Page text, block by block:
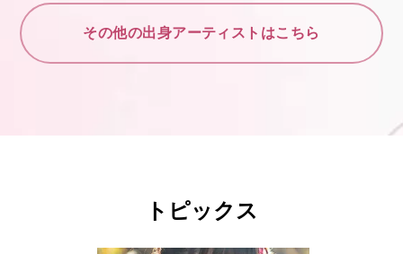
その他の出身アーティストはこちら
トピックス